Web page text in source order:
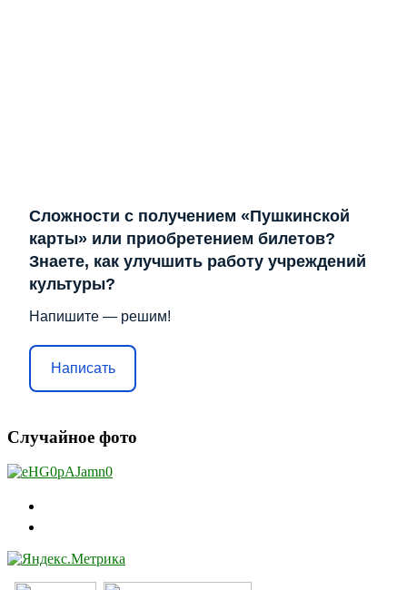
Сложности с получением «Пушкинской
карты» или приобретением билетов?
Знаете, как улучшить работу учреждений
культуры?
Напишите — решим!
Написать
Случайное фото